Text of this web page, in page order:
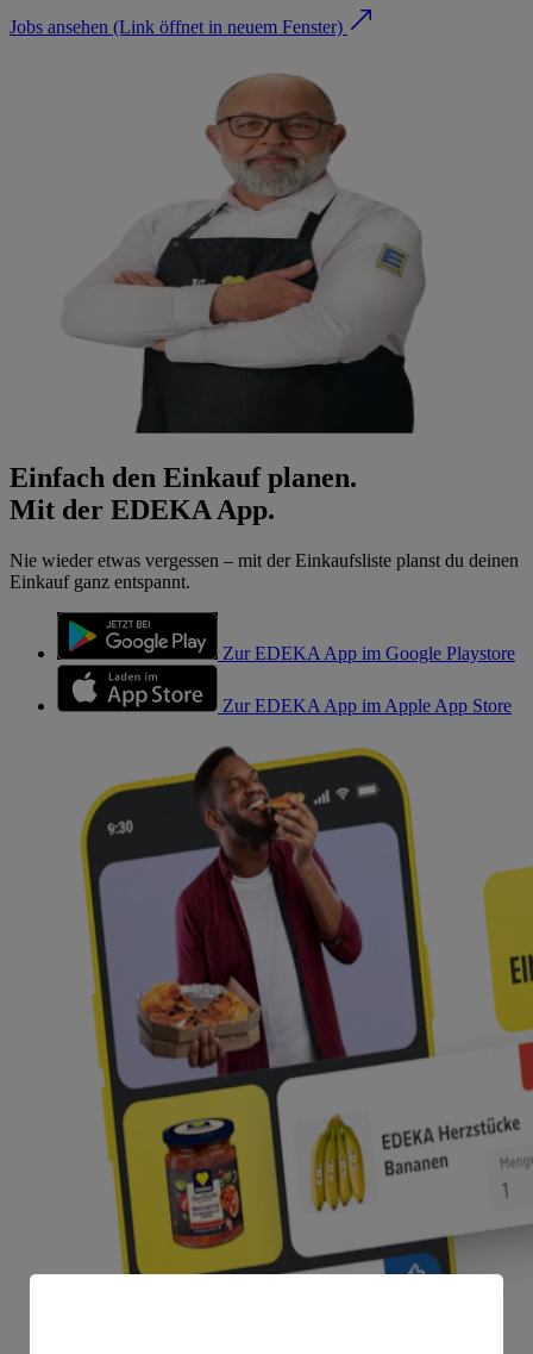
Jobs ansehen (Link öffnet in neuem Fenster)
Einfach den Einkauf planen.
Mit der EDEKA App.
Nie wieder etwas vergessen – mit der Einkaufsliste planst du deinen
Einkauf ganz entspannt.
Zur EDEKA App im Google Playstore
Zur EDEKA App im Apple App Store